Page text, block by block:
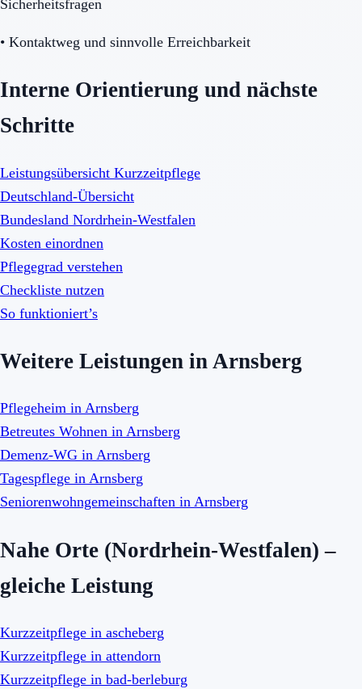
Sicherheitsfragen
• Kontaktweg und sinnvolle Erreichbarkeit
Interne Orientierung und nächste
Schritte
Leistungsübersicht Kurzzeitpflege
Deutschland-Übersicht
Bundesland Nordrhein-Westfalen
Kosten einordnen
Pflegegrad verstehen
Checkliste nutzen
So funktioniert’s
Weitere Leistungen in Arnsberg
Pflegeheim in Arnsberg
Betreutes Wohnen in Arnsberg
Demenz-WG in Arnsberg
Tagespflege in Arnsberg
Seniorenwohngemeinschaften in Arnsberg
Nahe Orte (Nordrhein-Westfalen) –
gleiche Leistung
Kurzzeitpflege in ascheberg
Kurzzeitpflege in attendorn
Kurzzeitpflege in bad-berleburg